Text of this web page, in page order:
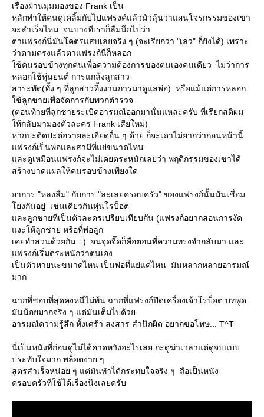
เรื่องผ่านมุมมองของ Frank เป็น
หลักทำให้คนดูเคลิ้มกับไปแฟรงค์แล้วมัวลุ้นว่าแผนโจรกรรมของเขา
จะสำเร็จไหม จนบางทีเราก็ลืมนึกไปว่า
ตาแฟรงก์นี่มันโคตรแสบเลยจริง ๆ (จะเรียกว่า "เลว" ก็ยังได้) เพราะ
ว่าตามตรงแล้วตาแฟรงก์นี่ก็หลอก
ช้คนรอบข้างทุกคนเพื่อความต้องการของตนเองคนเดียว ไม่ว่าการ
หลอกใช้หุ่นยนต์ การแกล้งลูกสาว
สาระพัด(ทั้ง ๆ ที่ลูกสาวทิ้งงานการมาดูแลพ่อ) หรือแม้แต่การหลอก
ช้ลูกชายเพื่อจัดการกับพวกตำรวจ
(ตอนท้ายที่ลูกชายระเบิดอารมณ์ออกมานั่นแหละครับ ที่เรียกสติผม
ห้กลับมามองตัวละคร Frank เสียใหม่)
หากปะติดปะต่อรายละเอียดอื่น ๆ ด้วย ก็จะเดาไม่ยากว่าก่อนหน้านี้
ฟรงก์เป็นพ่อและสามีที่แย่ขนาดไหน
ละดูเหมือนแฟรงก์จะไม่เคยตระหนักเลยว่า พฤติกรรมของเขาได้
สร้างบาดแผลให้คนรอบข้างเพียงใด
อาการ "หลงลืม" กับการ "ละเลยครอบครัว" ของแฟรงก์นั้นมันเชื่อม
งกันอยู่ เช่นเดียวกันหุ่นโรบ็อต
ละลูกชายที่เป็นตัวละครเปรียบเทียบกัน (แฟรงก์อยากสอนการงัด
งะให้ลูกชาย หรือที่พ่อลูก
เคยทำสวนด้วยกัน...) จนจุดจี๊ดก็คือตอนที่ความทรงจำกลับมา และ
ฟรงก์เริ่มตระหนักว่าตนเอง
เป็นตัวหายนะขนาดไหน เป็นพ่อที่แย่แค่ไหน มันหลากหลายอารมณ์
มาก
ฉากที่ชอบที่สุดคงหนีไม่พ้น ฉากที่แฟรงก์ปิดเครื่องเจ้าโรบ็อต บทพูด
มันน้อยมากจริง ๆ แต่มันเต็มไปด้ว
อารมณ์ความรู้สึก ทั้งเศร้า สงสาร สำนึกผิด อยากขอโทษ... T^T
นี่เป็นหนังที่ก่อนดูไม่ได้คาดหวังอะไรเลย กะดูฆ่าเวลาแต่ดูจบแบบ
ประทับใจมาก พล็อตง่าย ๆ
สูตรสำเร็จหน่อย ๆ แต่มันทำได้กระทบใจจริง ๆ ถือเป็นหนัง
ครอบครัวที่ใช้ได้เรื่องนึงเลยครับ